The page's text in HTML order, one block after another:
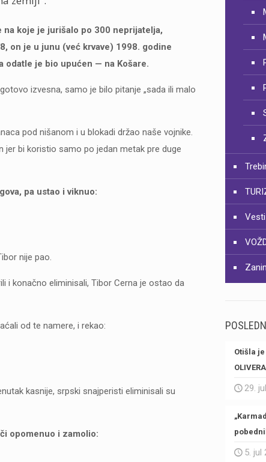
na koje je jurišalo po 300 neprijatelja,
on je u junu (već krvave) 1998. godine
odatle je bio upućen — na Košare.
izvesna, samo je bilo pitanje „sada ili malo
pod nišanom i u blokadi držao naše vojnike.
jer bi koristio samo po jedan metak pre duge
pa ustao i viknuo:
nije pao.
i konačno eliminisali, Tibor Cerna je ostao da
od te namere, i rekao:
kasnije, srpski snajperisti eliminisali su
opomenuo i zamolio:
Vesti
Otišla
29.
5. jul